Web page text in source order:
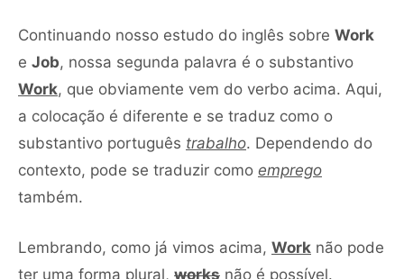
Continuando nosso estudo do inglês sobre Work
e Job, nossa segunda palavra é o substantivo
Work, que obviamente vem do verbo acima. Aqui,
a colocação é diferente e se traduz como o
substantivo português trabalho. Dependendo do
contexto, pode se traduzir como emprego
também.
Lembrando, como já vimos acima, Work não pode
ter uma forma plural, works não é possível.